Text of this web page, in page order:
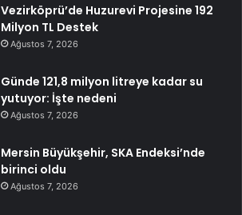
Vezirköprü’de Huzurevi Projesine 192
Milyon TL Destek
Ağustos 7, 2026
Günde 121,8 milyon litreye kadar su
yutuyor: İşte nedeni
Ağustos 7, 2026
Mersin Büyükşehir, SKA Endeksi’nde
birinci oldu
Ağustos 7, 2026